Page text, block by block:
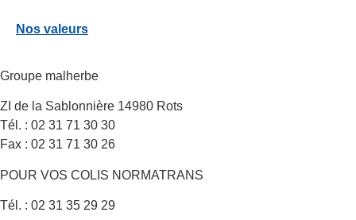
Nos valeurs
Groupe malherbe
ZI de la Sablonnière 14980 Rots
Tél. : 02 31 71 30 30
Fax : 02 31 71 30 26
POUR VOS COLIS NORMATRANS
Tél. : 02 31 35 29 29